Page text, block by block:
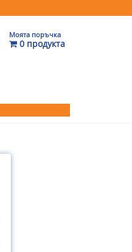
Моята поръчка
0 продукта